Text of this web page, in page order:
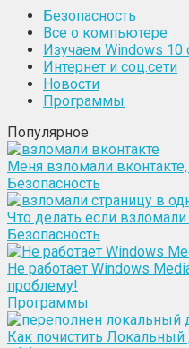
Безопасность
Все о компьютере
Изучаем Windows 10
Интернет и соц.сети
Новости
Программы
Популярное
Меня взломали вконтакте,
Безопасность
Что делать если
Безопасность
Не работает Windows
проблему!
Программы
Как почистить Локальный